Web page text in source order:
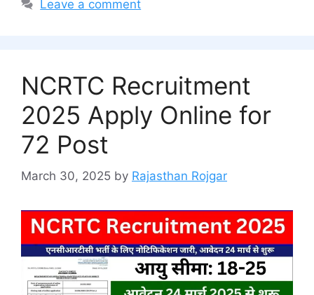
Leave a comment
NCRTC Recruitment
2025 Apply Online for
72 Post
March 30, 2025 by Rajasthan Rojgar